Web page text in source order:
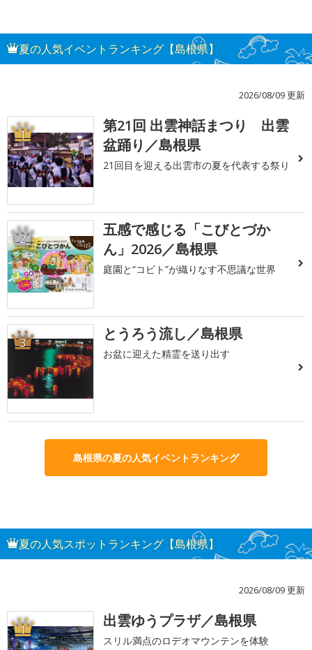
夏の人気イベントランキング【島根県】
2026/08/09 更新
1
第21回 出雲神話まつり 出雲
盆踊り／島根県
21回目を迎える出雲市の夏を代表する祭り
2
五感で感じる「こびとづか
ん」2026／島根県
庭園と“コビト”が織りなす不思議な世界
3 とうろう流し／島根県
お盆に迎えた精霊を送り出す
島根県の夏の人気イベントランキング
夏の人気スポットランキング【島根県】
2026/08/09 更新
1 出雲ゆうプラザ／島根県
スリル満点のロデオマウンテンを体験